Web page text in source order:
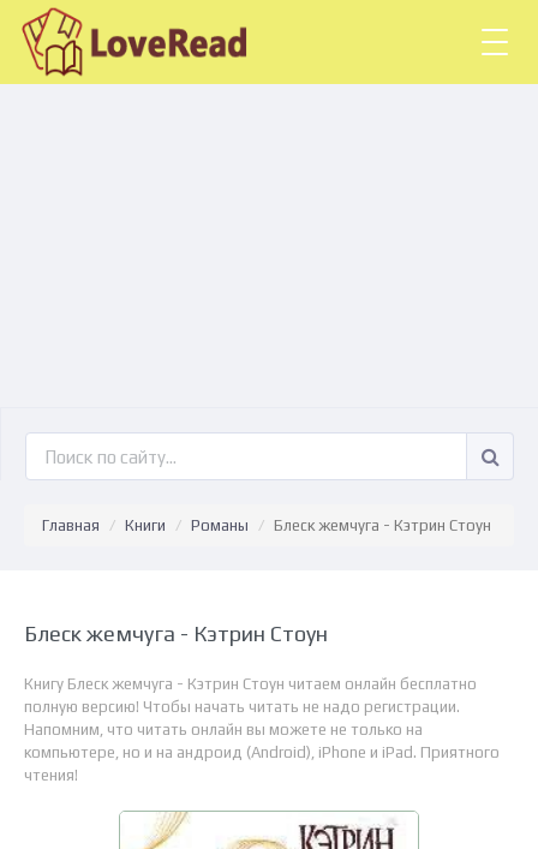
Главная Книги Романы Блеск жемчуга - Кэтрин Стоун
Блеск жемчуга - Кэтрин Стоун
Книгу Блеск жемчуга - Кэтрин Стоун читаем онлайн бесплатно
полную версию! Чтобы начать читать не надо регистрации.
Напомним, что читать онлайн вы можете не только на
компьютере, но и на андроид (Android), iPhone и iPad. Приятного
чтения!